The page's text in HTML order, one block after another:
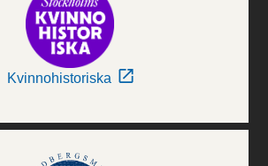
Kvinnohistoriska